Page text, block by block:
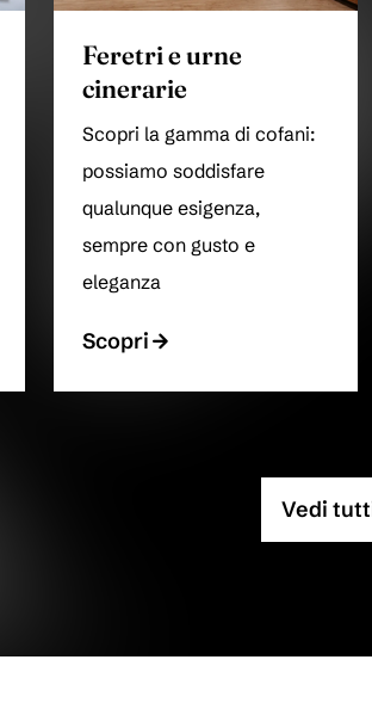
Feretri e urne
cinerarie
Scopri la gamma di cofani:
possiamo soddisfare
qualunque esigenza,
sempre con gusto e
eleganza
Scopri
Vedi